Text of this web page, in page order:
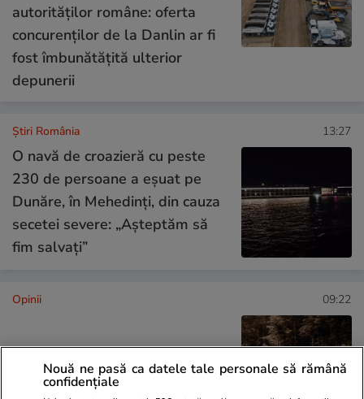
autorităților române: oferta
concurenților de la Danlin ar fi
fost îmbunătățită ulterior
depunerii
Știri România 13:27
O navă de croazieră cu peste
230 de persoane a eșuat pe
Dunăre, în Mehedinți, din cauza
secetei severe: „Așteptăm să
fim salvați”
Opinii 09:22
„România are atâta noroc, încât
nu-i mai trebuie politicieni”
Nouă ne pasă ca datele tale personale să rămână
confidențiale